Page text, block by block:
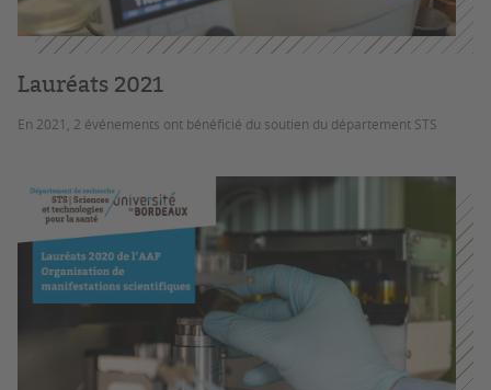
Lauréats 2021
En 2021, 2 événements ont bénéficié du soutien du département STS